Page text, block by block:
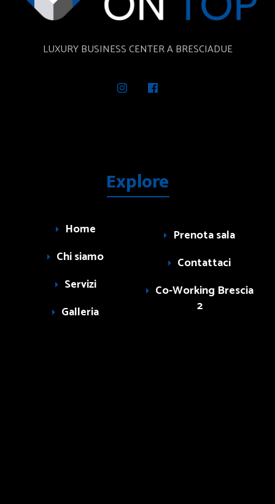
LUXURY BUSINESS CENTER A BRESCIADUE
Explore
Home
Chi siamo
Servizi
Galleria
Prenota sala
Contattaci
Co-Working Brescia
2